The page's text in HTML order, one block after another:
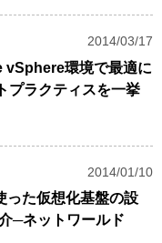
2014/03/17
vSphere環境で最適に
プラクティスを一挙
2014/01/10
った仮想化基盤の設
─ネットワールド